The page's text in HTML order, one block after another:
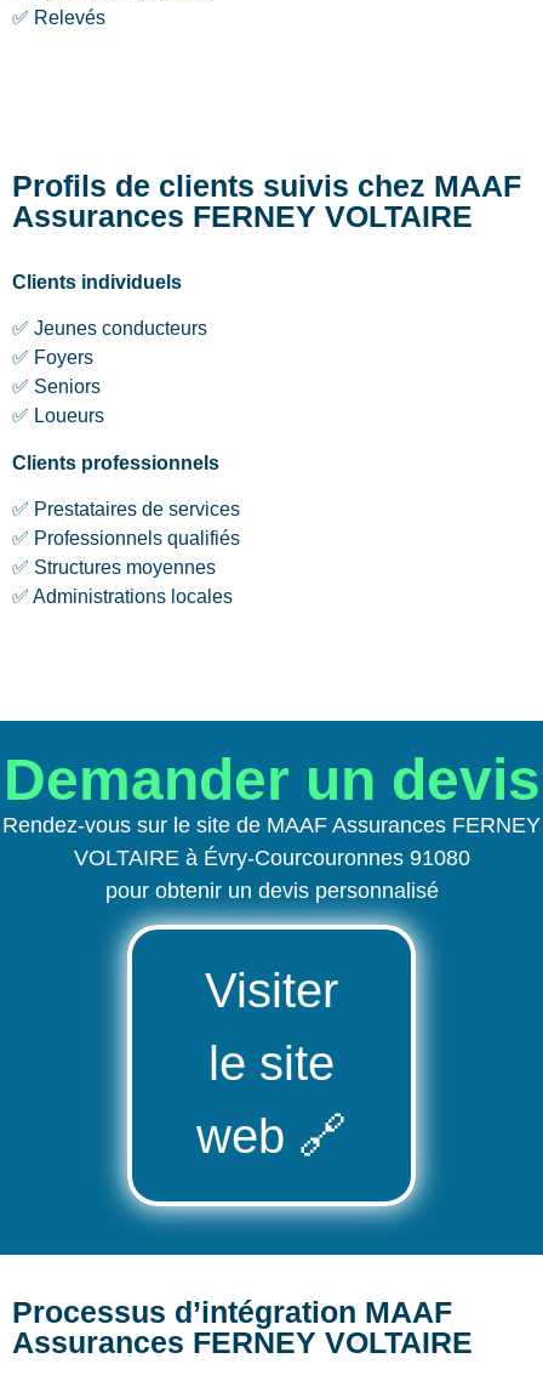
✅ Relevés
Profils de clients suivis chez MAAF
Assurances FERNEY VOLTAIRE
Clients individuels
✅ Jeunes conducteurs
✅ Foyers
✅ Seniors
✅ Loueurs
Clients professionnels
✅ Prestataires de services
✅ Professionnels qualifiés
✅ Structures moyennes
✅ Administrations locales
Demander un devis
Rendez-vous sur le site de MAAF Assurances FERNEY
VOLTAIRE à Évry-Courcouronnes 91080
pour obtenir un devis personnalisé
Visiter
le site
web 🔗
Processus d’intégration MAAF
Assurances FERNEY VOLTAIRE